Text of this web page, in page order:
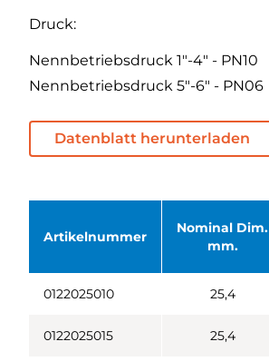
Druck:
Nennbetriebsdruck 1"-4" - PN10
Nennbetriebsdruck 5"-6" - PN06
Datenblatt herunterladen
Artikelnummer
Nominal Dim.
mm.
0122025010 25,4
0122025015 25,4